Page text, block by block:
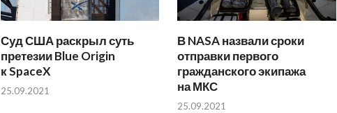
Суд США раскрыл суть
претезии Blue Origin
к SpaceX
25.09.2021
В NASA назвали сроки
отправки первого
гражданского экипажа
на МКС
25.09.2021